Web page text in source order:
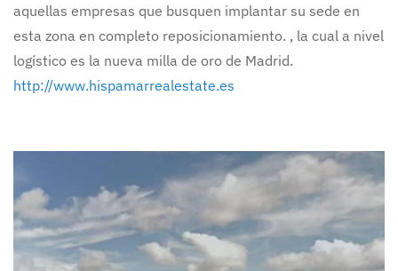
aquellas empresas que busquen implantar su sede en
esta zona en completo reposicionamiento. , la cual a nivel
logístico es la nueva milla de oro de Madrid.
http://www.hispamarrealestate.es